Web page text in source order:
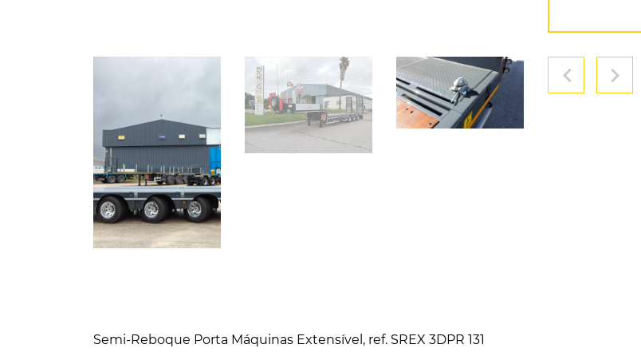
Semi-Reboque Porta Máquinas Extensível, ref. SREX 3DPR 131